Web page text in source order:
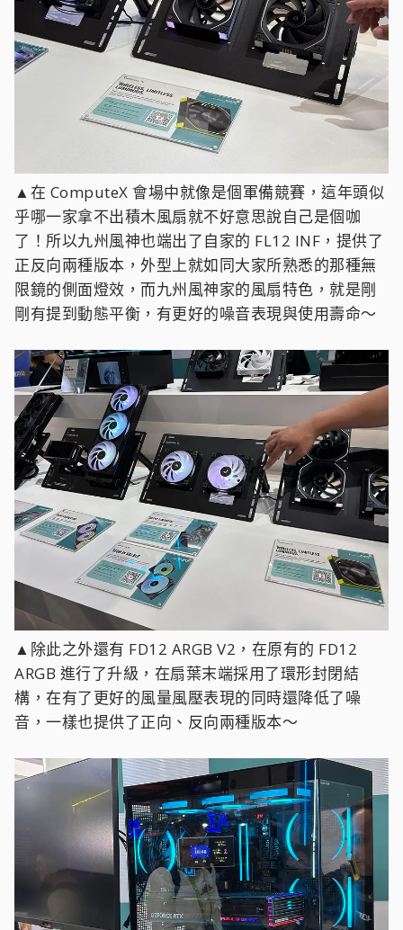
▲在 ComputeX 會場中就像是個軍備競賽，這年頭似
乎哪一家拿不出積木風扇就不好意思說自己是個咖
了！所以九州風神也端出了自家的 FL12 INF，提供了
正反向兩種版本，外型上就如同大家所熟悉的那種無
限鏡的側面燈效，而九州風神家的風扇特色，就是剛
剛有提到動態平衡，有更好的噪音表現與使用壽命～
▲除此之外還有 FD12 ARGB V2，在原有的 FD12
ARGB 進行了升級，在扇葉末端採用了環形封閉結
構，在有了更好的風量風壓表現的同時還降低了噪
音，一樣也提供了正向、反向兩種版本～